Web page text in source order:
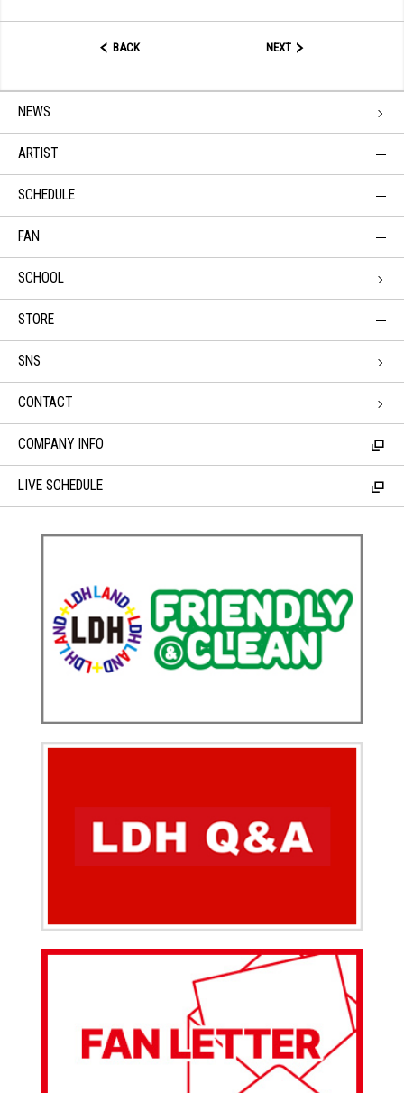
BACK NEXT
NEWS
ARTIST
SCHEDULE
FAN
SCHOOL
STORE
SNS
CONTACT
COMPANY INFO
LIVE SCHEDULE